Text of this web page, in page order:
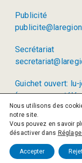
Publicité
Secrétariat
Guichet ouvert:
(permanence
17h00)
© 2026 La Région
Politique de
Nous utilisons des
notre site.
Vous pouvez en savoir
désactiver dans
Accepter